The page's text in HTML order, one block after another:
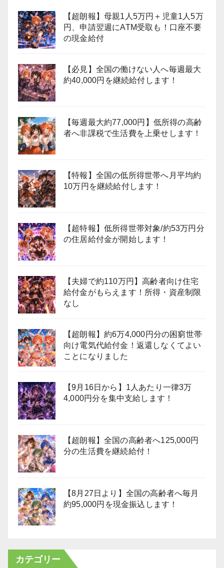
【超朗報】母親1人5万円＋児童1人5万
円、申請翌週にATM受取も！口座不要
の現金給付
【必見】全国の働けない人へ毎週最大
約40,000円を継続給付します！
【毎週最大約77,000円】低所得の高齢
者へ非課税で生活費を上乗せします！
【特報】全国の低所得世帯へ月平均約
10万円を継続給付します！
【超特報】低所得世帯対象/約53万円分
の住居給付金が開始します！
【夫婦で約110万円】高齢者向け住宅
給付金がもらえます！所得・資産制限
なし
【超朗報】約6万4,000円分の困窮世帯
向け電気代給付金！返還しなくてよい
ことになりました
【9月16日から】1人あたり一律3万
4,000円分を集中支給します！
【超朗報】全国の高齢者へ125,000円
分の生活費を継続給付！
【8月27日より】全国の高齢者へ毎月
約95,000円を現金振込します！
カテゴリー